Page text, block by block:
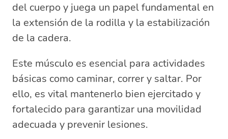
del cuerpo y juega un papel fundamental en
la extensión de la rodilla y la estabilización
de la cadera.
Este músculo es esencial para actividades
básicas como caminar, correr y saltar. Por
ello, es vital mantenerlo bien ejercitado y
fortalecido para garantizar una movilidad
adecuada y prevenir lesiones.